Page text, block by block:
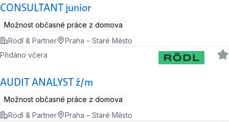
CONSULTANT junior
Možnost občasné práce z domova
Rödl & Partner
Praha – Staré Město
AUDIT ANALYST ž/m
Přidáno včera
Možnost občasné práce z domova
Rödl & Partner
Praha – Staré Město